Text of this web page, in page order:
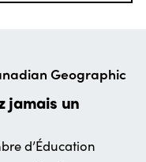
Geographic
jamais un
d’Éducation